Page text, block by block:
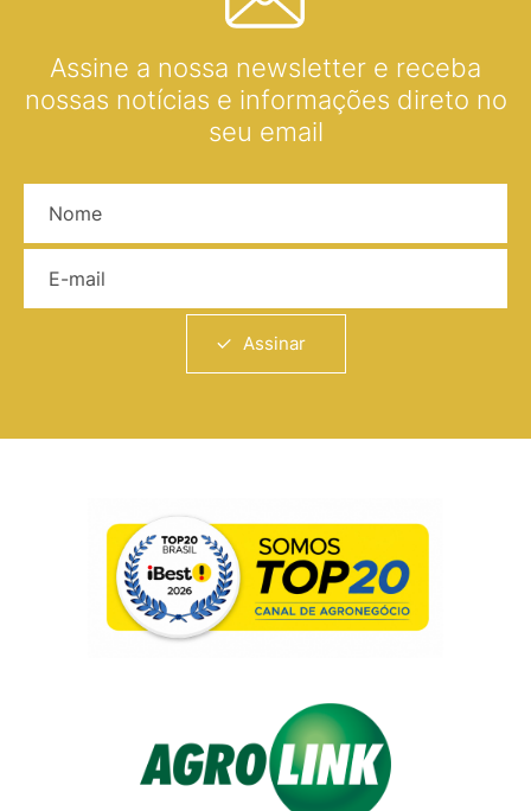
Assine a nossa newsletter e receba
nossas notícias e informações direto no
seu email
Assinar